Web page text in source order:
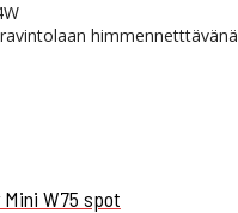
himmennetttävänä
Mini W75 spot